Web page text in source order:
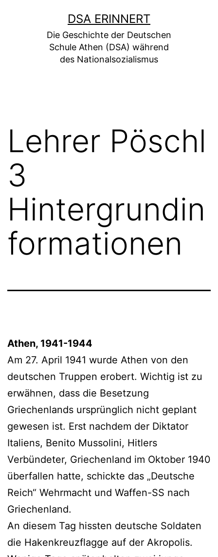
DSA ERINNERT
Die Geschichte der Deutschen
Schule Athen (DSA) während
des Nationalsozialismus
Lehrer Pöschl
3
Hintergrundin
formationen
Athen, 1941-1944
Am 27. April 1941 wurde Athen von den
deutschen Truppen erobert. Wichtig ist zu
erwähnen, dass die Besetzung
Griechenlands ursprünglich nicht geplant
gewesen ist. Erst nachdem der Diktator
Italiens, Benito Mussolini, Hitlers
Verbündeter, Griechenland im Oktober 1940
überfallen hatte, schickte das „Deutsche
Reich“ Wehrmacht und Waffen-SS nach
Griechenland.
An diesem Tag hissten deutsche Soldaten
die Hakenkreuzflagge auf der Akropolis.